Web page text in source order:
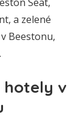
a zelené
Beestonu,
hotely v